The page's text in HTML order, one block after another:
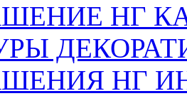
НГ
НГ